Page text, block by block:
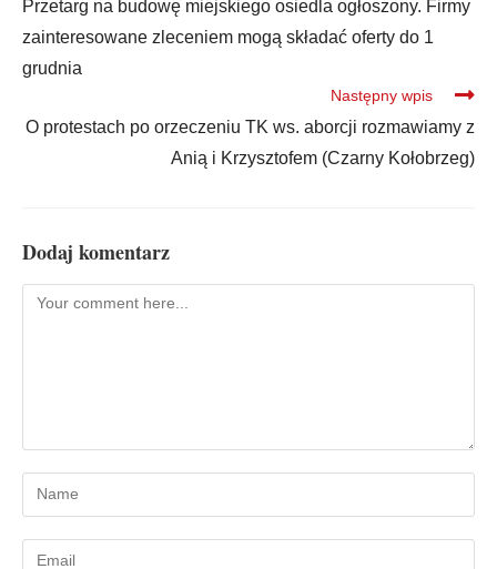
Przetarg na budowę miejskiego osiedla ogłoszony. Firmy
zainteresowane zleceniem mogą składać oferty do 1
grudnia
Następny wpis
O protestach po orzeczeniu TK ws. aborcji rozmawiamy z
Anią i Krzysztofem (Czarny Kołobrzeg)
Dodaj komentarz